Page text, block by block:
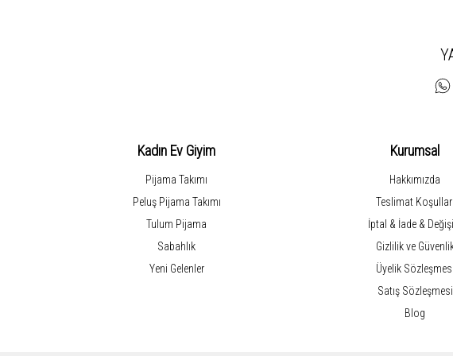
üretime sunulmaktadır. Dolayısı ile
Kadın Ev Giyim
Pijama Takımı
Peluş Pijama Takımı
Tulum Pijama
Sabahlık
Yeni Gelenler
Kurumsal
Hakkımızda
Teslimat Koşulları
İptal & İade &
Gizlilik ve
Üyelik Sözleşmesi
Satış Sözleşmesi
Blog